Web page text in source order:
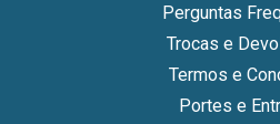
Perguntas
Trocas e
Termos e
Portes e